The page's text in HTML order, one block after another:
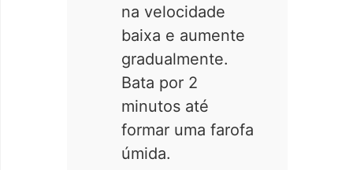
na velocidade
baixa e aumente
gradualmente.
Bata por 2
minutos até
formar uma farofa
úmida.